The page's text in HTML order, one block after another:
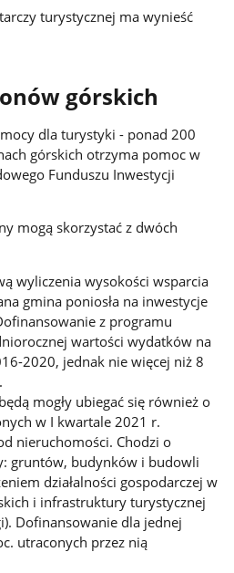
turystycznej ma wynieść
górskich
dla turystyki - ponad 200
górskich otrzyma pomoc w
Funduszu Inwestycji
mogą skorzystać z dwóch
wyliczenia wysokości wsparcia
gmina poniosła na inwestycje
z programu
wartości wydatków na
2020, jednak nie więcej niż 8
mogły ubiegać się również o
w I kwartale 2021 r.
nieruchomości. Chodzi o
gruntów, budynków i budowli
działalności gospodarczej w
i infrastruktury turystycznej
Dofinansowanie dla jednej
utraconych przez nią